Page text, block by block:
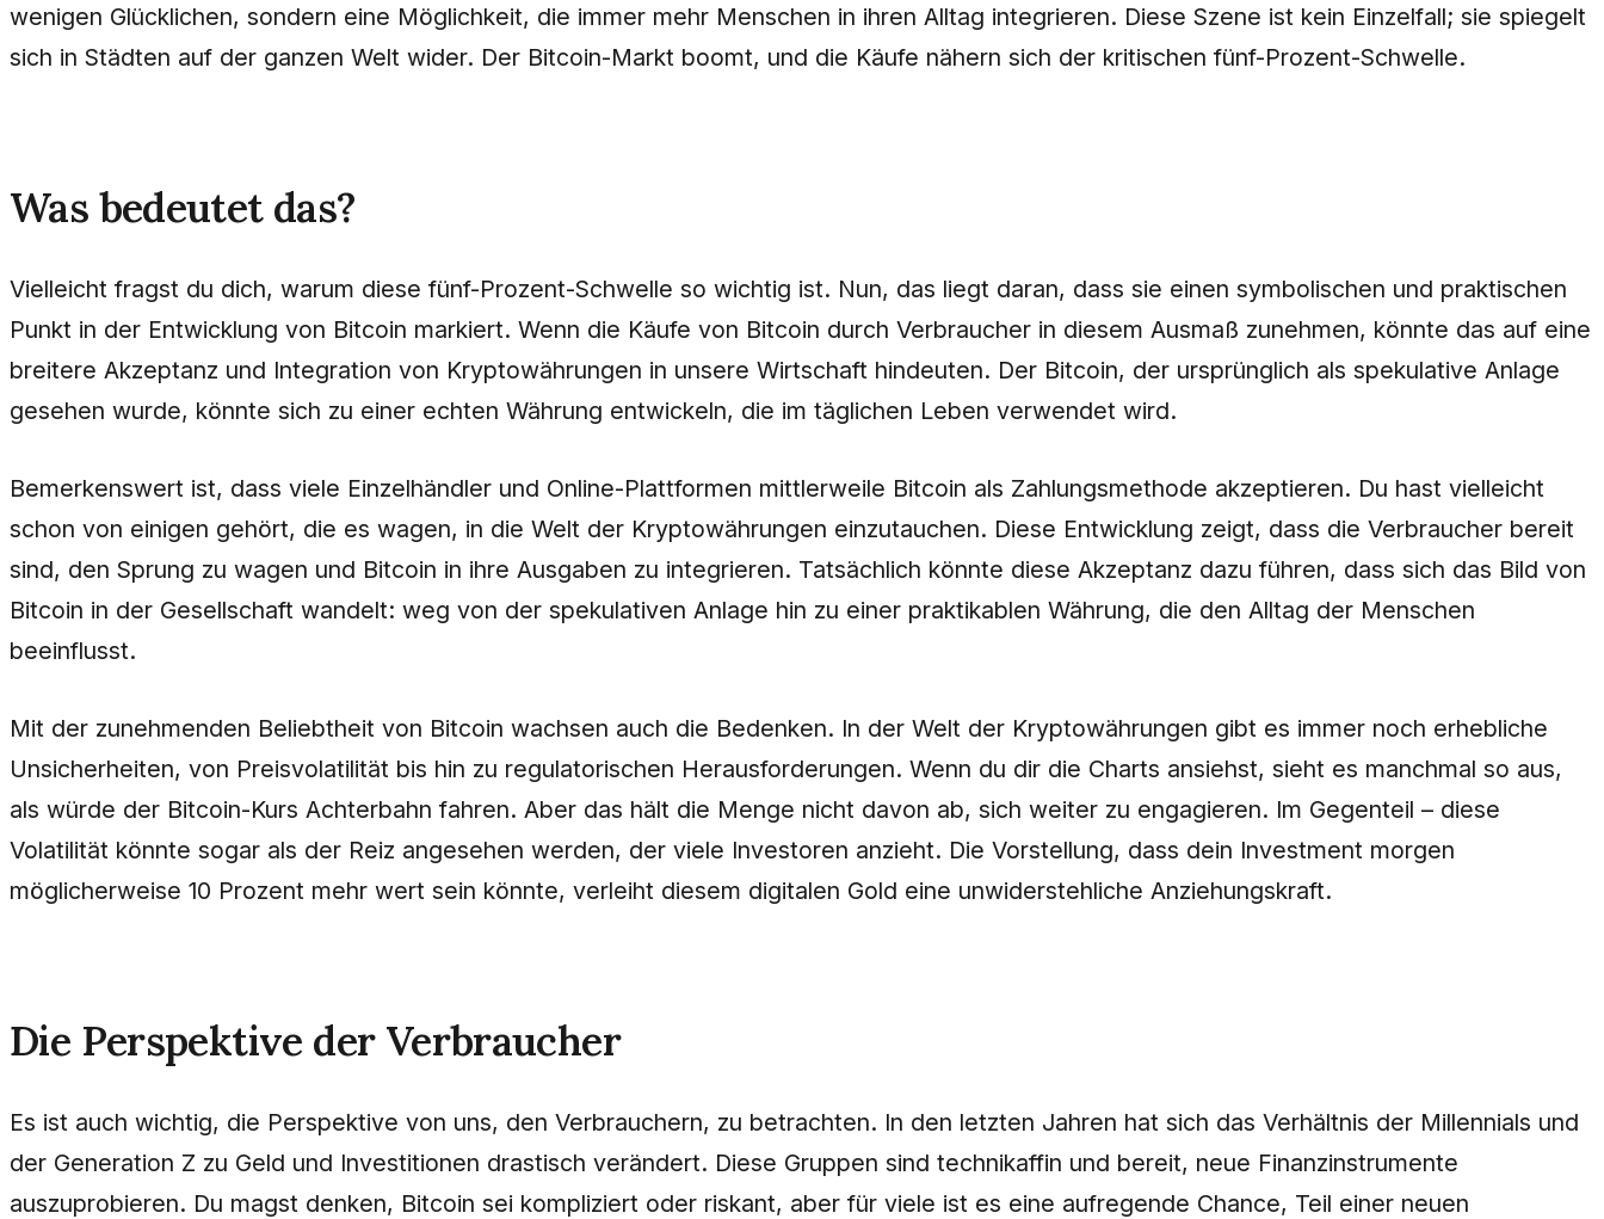
wenigen Glücklichen, sondern eine Möglichkeit, die immer mehr Menschen in ihren Alltag integrieren. Diese Szene ist kein Einzelfall; sie spiegelt
sich in Städten auf der ganzen Welt wider. Der Bitcoin-Markt boomt, und die Käufe nähern sich der kritischen fünf-Prozent-Schwelle.
Was bedeutet das?
Vielleicht fragst du dich, warum diese fünf-Prozent-Schwelle so wichtig ist. Nun, das liegt daran, dass sie einen symbolischen und praktischen
Punkt in der Entwicklung von Bitcoin markiert. Wenn die Käufe von Bitcoin durch Verbraucher in diesem Ausmaß zunehmen, könnte das auf eine
breitere Akzeptanz und Integration von Kryptowährungen in unsere Wirtschaft hindeuten. Der Bitcoin, der ursprünglich als spekulative Anlage
gesehen wurde, könnte sich zu einer echten Währung entwickeln, die im täglichen Leben verwendet wird.
Bemerkenswert ist, dass viele Einzelhändler und Online-Plattformen mittlerweile Bitcoin als Zahlungsmethode akzeptieren. Du hast vielleicht
schon von einigen gehört, die es wagen, in die Welt der Kryptowährungen einzutauchen. Diese Entwicklung zeigt, dass die Verbraucher bereit
sind, den Sprung zu wagen und Bitcoin in ihre Ausgaben zu integrieren. Tatsächlich könnte diese Akzeptanz dazu führen, dass sich das Bild von
Bitcoin in der Gesellschaft wandelt: weg von der spekulativen Anlage hin zu einer praktikablen Währung, die den Alltag der Menschen
beeinflusst.
Mit der zunehmenden Beliebtheit von Bitcoin wachsen auch die Bedenken. In der Welt der Kryptowährungen gibt es immer noch erhebliche
Unsicherheiten, von Preisvolatilität bis hin zu regulatorischen Herausforderungen. Wenn du dir die Charts ansiehst, sieht es manchmal so aus,
als würde der Bitcoin-Kurs Achterbahn fahren. Aber das hält die Menge nicht davon ab, sich weiter zu engagieren. Im Gegenteil – diese
Volatilität könnte sogar als der Reiz angesehen werden, der viele Investoren anzieht. Die Vorstellung, dass dein Investment morgen
möglicherweise 10 Prozent mehr wert sein könnte, verleiht diesem digitalen Gold eine unwiderstehliche Anziehungskraft.
Die Perspektive der Verbraucher
Es ist auch wichtig, die Perspektive von uns, den Verbrauchern, zu betrachten. In den letzten Jahren hat sich das Verhältnis der Millennials und
der Generation Z zu Geld und Investitionen drastisch verändert. Diese Gruppen sind technikaffin und bereit, neue Finanzinstrumente
auszuprobieren. Du magst denken, Bitcoin sei kompliziert oder riskant, aber für viele ist es eine aufregende Chance, Teil einer neuen